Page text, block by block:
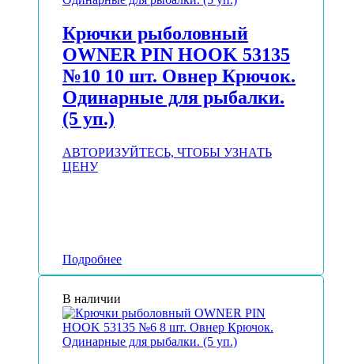
Крючки рыболовный
OWNER PIN HOOK 53135
№10 10 шт. Овнер Крючок.
Одинарные для рыбалки.
(5 уп.)
АВТОРИЗУЙТЕСЬ, ЧТОБЫ УЗНАТЬ
ЦЕНУ
Подробнее
В наличии